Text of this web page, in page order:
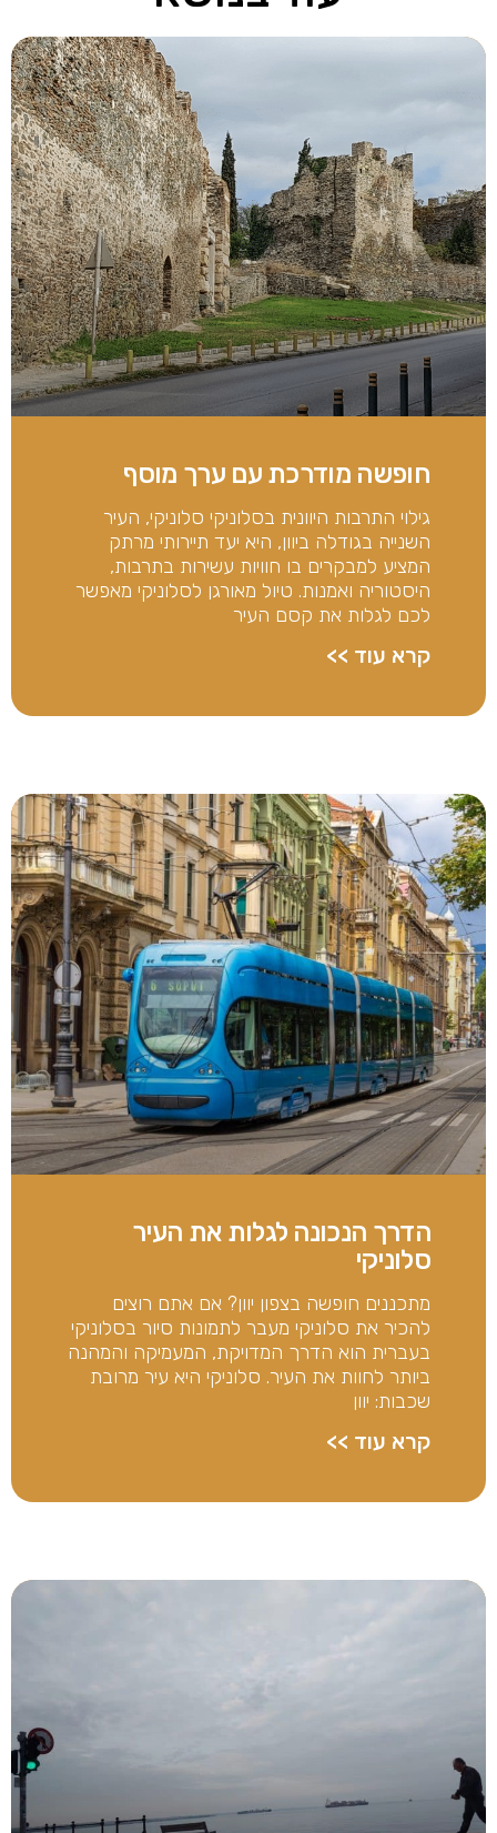
חופשה מודרכת עם ערך מוסף
גילוי התרבות היוונית בסלוניקי סלוניקי, העיר
השנייה בגודלה ביוון, היא יעד תיירותי מרתק
המציע למבקרים בו חוויות עשירות בתרבות,
היסטוריה ואמנות. טיול מאורגן לסלוניקי מאפשר
לכם לגלות את קסם העיר
קרא עוד >>
הדרך הנכונה לגלות את העיר
סלוניקי
מתכננים חופשה בצפון יוון? אם אתם רוצים
להכיר את סלוניקי מעבר לתמונות סיור בסלוניקי
בעברית הוא הדרך המדויקת, המעמיקה והמהנה
ביותר לחוות את העיר. סלוניקי היא עיר מרובת
שכבות: יוון
קרא עוד >>